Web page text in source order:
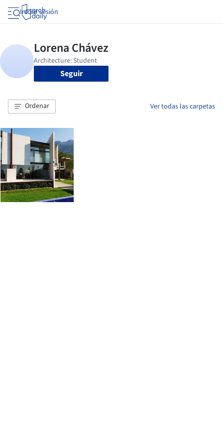
Iniciar sesión
Seguir
Ordenar Ver todas las carpetas